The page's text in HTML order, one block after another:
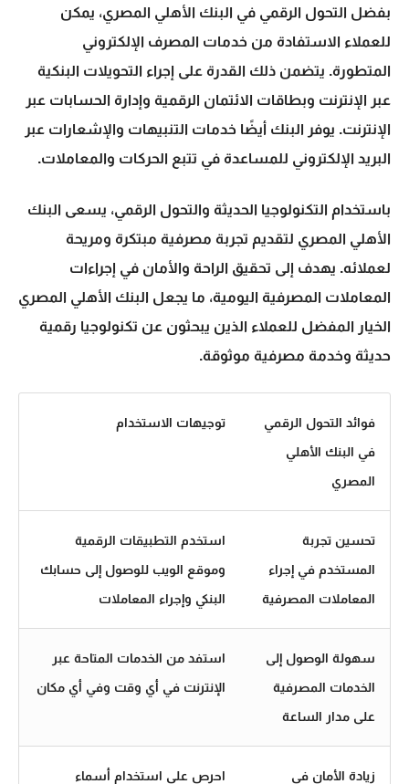
بفضل التحول الرقمي في البنك الأهلي المصري، يمكن
للعملاء الاستفادة من خدمات المصرف الإلكتروني
المتطورة. يتضمن ذلك القدرة على إجراء التحويلات البنكية
عبر الإنترنت وبطاقات الائتمان الرقمية وإدارة الحسابات عبر
الإنترنت. يوفر البنك أيضًا خدمات التنبيهات والإشعارات عبر
البريد الإلكتروني للمساعدة في تتبع الحركات والمعاملات.
باستخدام التكنولوجيا الحديثة والتحول الرقمي، يسعى البنك
الأهلي المصري لتقديم تجربة مصرفية مبتكرة ومريحة
لعملائه. يهدف إلى تحقيق الراحة والأمان في إجراءات
المعاملات المصرفية اليومية، ما يجعل البنك الأهلي المصري
الخيار المفضل للعملاء الذين يبحثون عن تكنولوجيا رقمية
حديثة وخدمة مصرفية موثوقة.
فوائد التحول الرقمي
في البنك الأهلي
المصري
توجيهات الاستخدام
تحسين تجربة
المستخدم في إجراء
المعاملات المصرفية
استخدم التطبيقات الرقمية
وموقع الويب للوصول إلى حسابك
البنكي وإجراء المعاملات
سهولة الوصول إلى
الخدمات المصرفية
على مدار الساعة
استفد من الخدمات المتاحة عبر
الإنترنت في أي وقت وفي أي مكان
زيادة الأمان في
احرص على استخدام أسماء